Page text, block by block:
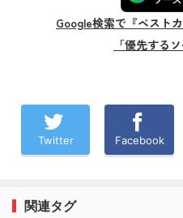
Google検索で『ベスト
「優先する
Twitter Facebook
関連タグ